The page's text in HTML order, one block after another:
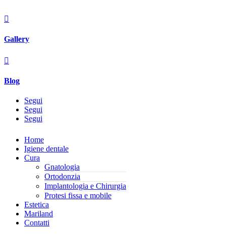

Gallery

Blog
Segui
Segui
Segui
Home
Igiene dentale
Cura
Gnatologia
Ortodonzia
Implantologia e Chirurgia
Protesi fissa e mobile
Estetica
Mariland
Contatti